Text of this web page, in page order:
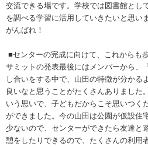
交流できる場です。学校では図書館とし
を調べる学習に活用していきたいと思い
がんばれ！
■センターの完成に向けて、これからも
サミットの発表最後にはメンバーから、
し合いをする中で、山田の特徴が分かる
良いなと思うことがたくさんありました
いう思いで、子どもだからこそ思いつく
ができました。今の山田は公園が仮設住
少ないので、センターができたら友達と
憩をしたりできるので、たくさんの利用